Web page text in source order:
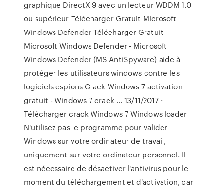
graphique DirectX 9 avec un lecteur WDDM 1.0
ou supérieur Télécharger Gratuit Microsoft
Windows Defender Télécharger Gratuit
Microsoft Windows Defender - Microsoft
Windows Defender (MS AntiSpyware) aide à
protéger les utilisateurs windows contre les
logiciels espions Crack Windows 7 activation
gratuit - Windows 7 crack ... 13/11/2017 ·
Télécharger crack Windows 7 Windows loader
N'utilisez pas le programme pour valider
Windows sur votre ordinateur de travail,
uniquement sur votre ordinateur personnel. Il
est nécessaire de désactiver l'antivirus pour le
moment du téléchargement et d'activation, car